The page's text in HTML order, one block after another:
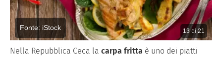
13di21
Fonte: iStock
Nella Repubblica Ceca la carpa fritta è uno dei piatti